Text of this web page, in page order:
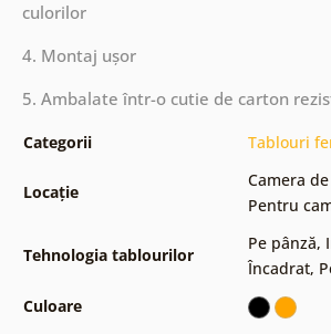
culorilor
4. Montaj ușor
5. Ambalate într-o cutie de carton
Categorii Tablouri
Locație
Camera
Pentru
Tehnologia tablourilor
Pe pânză,
Încadrat,
Culoare